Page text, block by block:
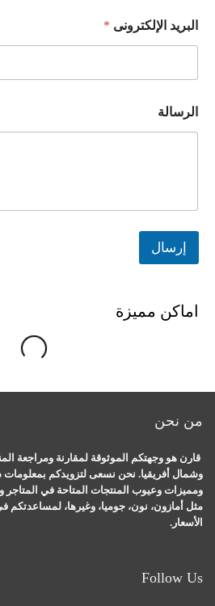
البريد الإلكترونى *
الرسالة
إرسال
اماكن مميزة
g
...
من نحن
قارن هو وجهتكم الموثوقة لمقارنة ومراجعة
وشمال أفريقيا. نحن نسعى لتزويدكم
ومميزات وعيوب المنتجات المتاحة في المتاجر
مثل أمازون، نون، جوميا، وغيرها، لمساعدتكم
الأسعار.
Follow Us